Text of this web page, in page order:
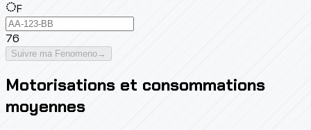
F
76
Suivre ma Fenomeno→
Motorisations et consommations
moyennes